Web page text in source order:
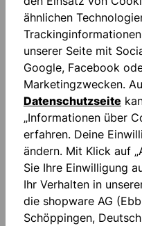
Beschreibung
"FOR THE PLANET"
Polokragen mit Rippe
Bewertungen
Produktgalerie
Similar Items
ähnlichen
unserer Seite mit
Google, Facebook
Marketingzwecken.
Datenschutzseite
„Informationen über
erfahren. Deine
ändern. Mit Klick auf
Sie Ihre Einwilligung
Ihr Verhalten in
die shopware AG
Schöppingen,